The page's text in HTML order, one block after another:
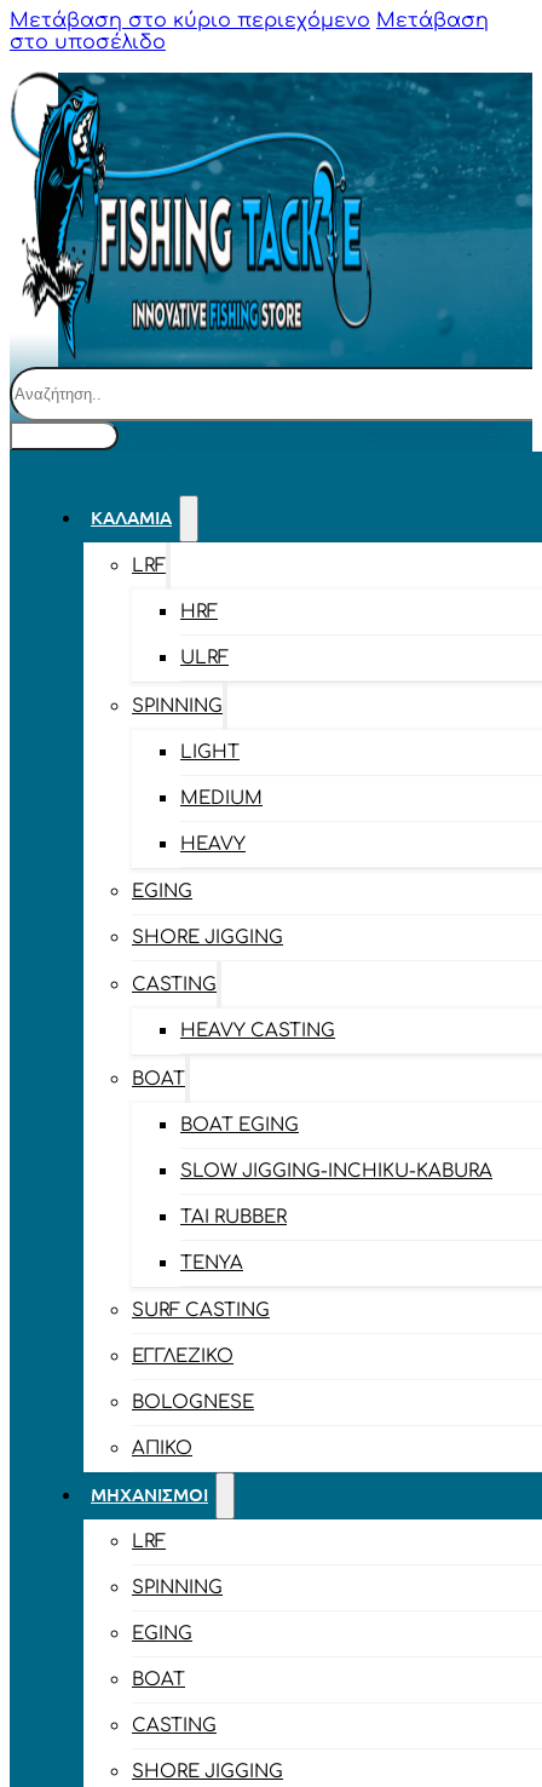
Μετάβαση στο κύριο περιεχόμενο Μετάβαση
στο υποσέλιδο
Αναζήτηση
ΚΑΛΆΜΙΑ
LRF
HRF
ULRF
SPINNING
LIGHT
MEDIUM
HEAVY
EGING
SHORE JIGGING
CASTING
HEAVY CASTING
BOAT
BOAT EGING
SLOW JIGGING-INCHIKU-KABURA
TAI RUBBER
TENYA
SURF CASTING
ΕΓΓΛΈΖΙΚΟ
BOLOGNESE
ΑΠΊΚΟ
ΜΗΧΑΝΙΣΜΟΊ
LRF
SPINNING
EGING
BOAT
CASTING
SHORE JIGGING